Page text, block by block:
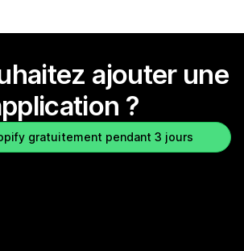
ajouter une
?
gratuitement pendant 3 jours